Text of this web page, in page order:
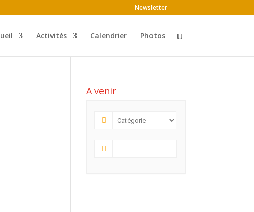
Newsletter
Activités Calendrier Photos
A venir